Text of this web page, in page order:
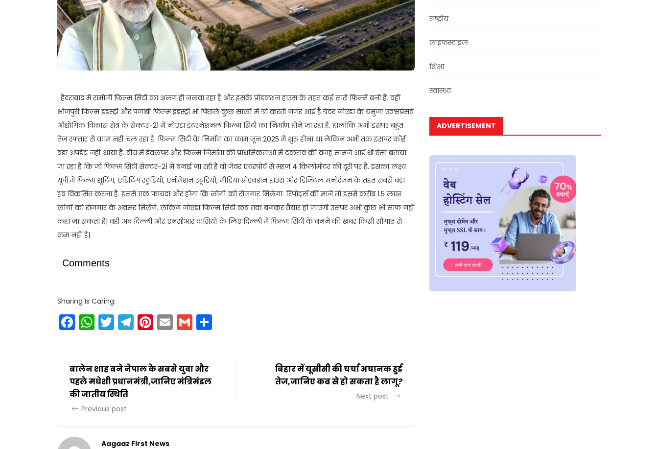
. हैदराबाद में रामोजी फिल्म सिटी का अलग ही जलवा रहा है और इसके प्रोडक्शन हाउस के तहत कई सारी फिल्में बनी हैं. वहीं
भोजपुरी फिल्म इंडस्ट्री और पंजाबी फिल्म इंडस्ट्री भी पिछले कुछ सालों में ग्रो करती नजर आई है.ग्रेटर नोएडा के यमुना एक्सप्रेसवे
औद्योगिक विकास क्षेत्र के सेक्टर-21 में नोएडा इंटरनेशनल फिल्म सिटी का निर्माण होने जा रहा है. हालांकि अभी इसपर बहुत
तेज रफ्तार से काम नहीं चल रहा है. फिल्म सिटी के निर्माण का काम जून 2025 में शुरू होना था लेकिन अभी तक इसपर कोई
बड़ा अपडेट नहीं आया है. बीच में डेवलपर और फिल्म निर्माता की प्राथमिकताओं में टकराव की वजह सामने आई थी.ऐसा बताया
जा रहा है कि जो फिल्म सिटी सेक्टर-21 में बनाई जा रही है वो जेवर एयरपोर्ट से महज 4 किलोमीटर की दूरी पर है. इसका लक्ष्य
यूपी में फिल्म शूटिंग, एडिटिंग स्टूडियो, एनीमेशन स्टूडियो, मीडिया प्रोडक्शन हाउस और डिजिटल मनोरंजन के तहत सबसे बड़ा
हब विकसित करना है. इससे एक फायदा और होगा कि लोगों को रोजगार मिलेगा. रिपोर्ट्स की मानें तो इसमें करीब 1.5 लाख
लोगों को रोजगार के अवसर मिलेंगे. लेकिन नोएडा फिल्म सिटी कब तक बनकर तैयार हो जाएगी उसपर अभी कुछ भी साफ नहीं
कहा जा सकता है| वहीं अब दिल्ली और एनसीआर वासियों के लिए दिल्ली में फिल्म सिटी के बनने की खबर किसी सौगात से
कम नहीं है|
Comments
Sharing Is Caring:
Facebook
WhatsApp
Twitter
Telegram
Pinterest
EmailGmail
बालेन शाह बने नेपाल के सबसे युवा और
पहले मधेशी प्रधानमंत्री,जानिए मंत्रिमंडल
की जातीय स्थिति
Previous post
बिहार में यूसीसी की चर्चा अचानक हुई
तेज,जानिए कब से हो सकता है लागू?
Next post
Aagaaz First News
राष्ट्रीय
लाइफस्टाइल
शिक्षा
स्वास्थ्य
ADVERTISEMENT